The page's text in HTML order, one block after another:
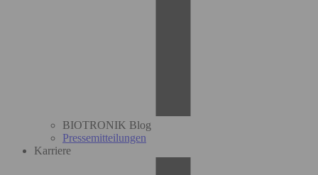
BIOTRONIK Blog
Pressemitteilungen
Karriere